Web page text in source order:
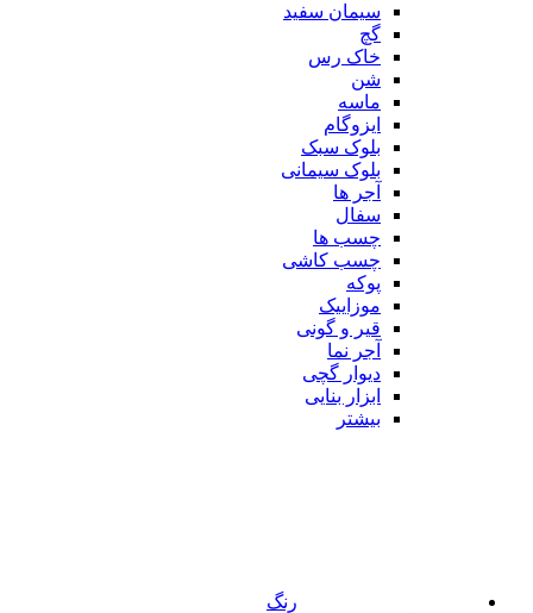
سیمان سفید
گچ
خاک رس
شن
ماسه
ایزوگام
بلوک سبک
بلوک سیمانی
آجر ها
سفال
چسب ها
چسب کاشی
پوکه
موزاییک
قیر و گونی
آجر نما
دیوار گچی
ابزار بنایی
بیشتر
رنگ